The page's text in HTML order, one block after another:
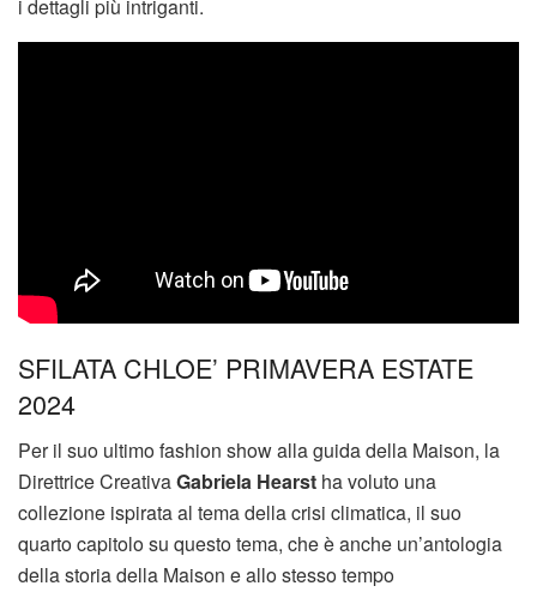
i dettagli più intriganti.
SFILATA CHLOE’ PRIMAVERA ESTATE
2024
Per il suo ultimo fashion show alla guida della Maison, la
Direttrice CreativaGabriela Hearst ha voluto una
collezione ispirata al tema della crisi climatica, il suo
quarto capitolo su questo tema, che è anche un’antologia
della storia della Maison e allo stesso tempo